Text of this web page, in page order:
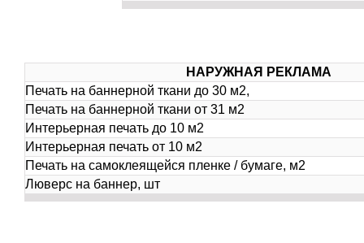
НАРУЖНАЯ РЕКЛАМА
Печать на баннерной ткани до 30 м2,
Печать на баннерной ткани от 31 м2
Интерьерная печать до 10 м2
Интерьерная печать от 10 м2
Печать на самоклеящейся пленке / бумаге, м2
Люверс на баннер, шт